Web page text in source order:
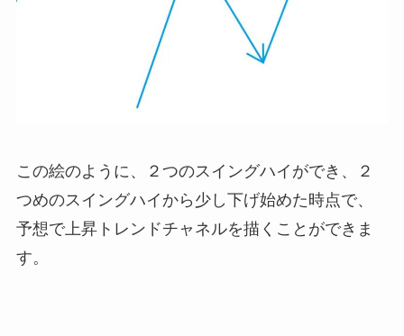
この絵のように、２つのスイングハイができ、２
つめのスイングハイから少し下げ始めた時点で、
予想で上昇トレンドチャネルを描くことができま
す。